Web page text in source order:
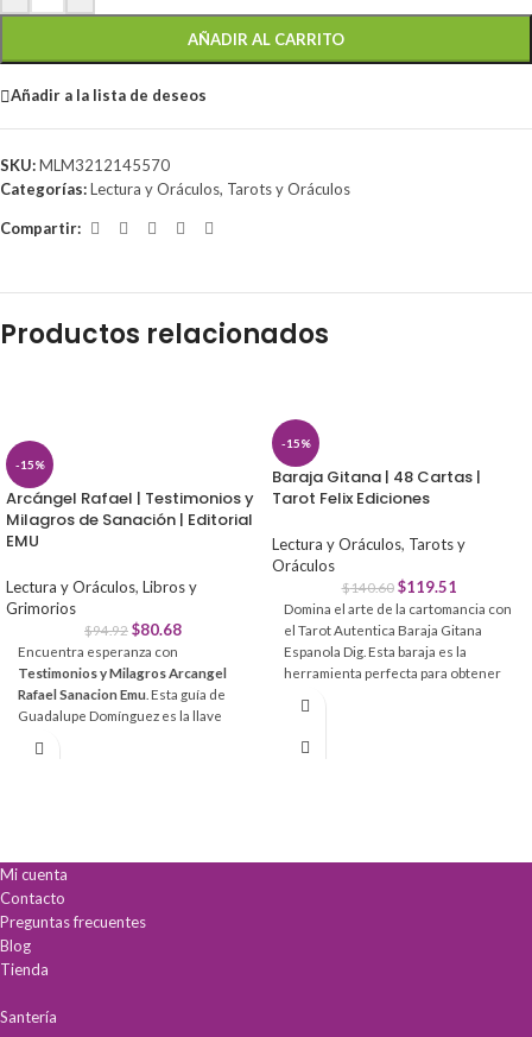
AÑADIR AL CARRITO
Añadir a la lista de deseos
SKU:MLM3212145570
Categorías:Lectura y Oráculos, Tarots y Oráculos
Compartir:
Productos relacionados
-15%
Arcángel Rafael | Testimonios y
Milagros de Sanación | Editorial
EMU
Lectura y Oráculos, Libros y
Grimorios
$94.92 $80.68
Encuentra esperanza con
Testimonios y Milagros Arcangel
Rafael Sanacion Emu . Esta guía de
Guadalupe Domínguez es la llave
médico de Dios y transformar el
Guía Práctica:
consultas frecuentes en momentos
de crisis o enfermedad.
Bienestar y Protección:
con la energía de los ángeles
-15%
Baraja Gitana | 48 Cartas |
Tarot Felix Ediciones
Lectura y Oráculos, Tarots y
Oráculos
$140.60 $119.51
Domina el arte de la cartomancia con
el Tarot Autentica Baraja Gitana
Espanola Dig. Esta baraja es la
herramienta perfecta para obtener
complicaciones.
Interpretación intuitiva:
Mi cuenta
Contacto
Preguntas frecuentes
Blog
Tienda
Santería